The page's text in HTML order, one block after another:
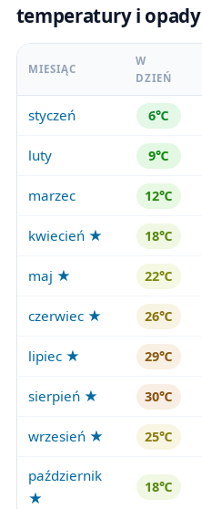
temperatury i opady
MIESIĄC
W
DZIEŃ
styczeń 6℃
luty 9℃
marzec 12℃
kwiecień ★ 18℃
maj ★ 22℃
czerwiec ★ 26℃
lipiec ★ 29℃
sierpień ★ 30℃
wrzesień ★ 25℃
październik
★
18℃